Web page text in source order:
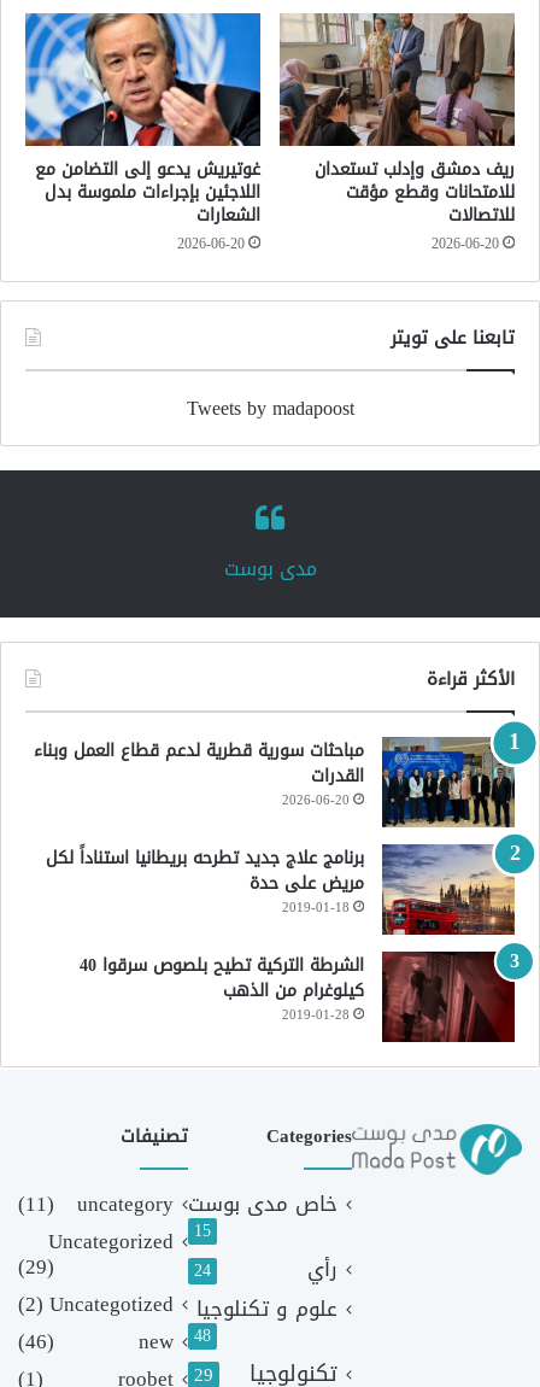
ريف دمشق وإدلب تستعدان
للامتحانات وقطع مؤقت
للاتصالات
2026-06-20
غوتيريش يدعو إلى التضامن مع
اللاجئين بإجراءات ملموسة بدل
الشعارات
2026-06-20
تابعنا على تويتر
Tweets by madapoost
‏مدى بوست‏
الأكثر قراءة
مباحثات سورية قطرية لدعم قطاع العمل وبناء
القدرات
2026-06-20
برنامج علاج جديد تطرحه بريطانيا استناداً لكل
مريض على حدة
2019-01-18
الشرطة التركية تطيح بلصوص سرقوا 40
كيلوغرام من الذهب
2019-01-28
Categories
خاص مدى بوست
15
رأي 24
علوم و تكنلوجيا
48
تكنولوجيا 29
تصنيفات
uncategory
(11)
Uncategorized
(29)
Uncategotized
(2)
new
(46)
roobet
(1)